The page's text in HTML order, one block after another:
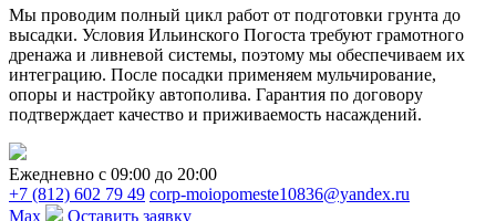
Мы проводим полный цикл работ от подготовки грунта до
высадки. Условия Ильинского Погоста требуют грамотного
дренажа и ливневой системы, поэтому мы обеспечиваем их
интеграцию. После посадки применяем мульчирование,
опоры и настройку автополива. Гарантия по договору
подтверждает качество и приживаемость насаждений.
Ежедневно c 09:00 до 20:00
+7 (812) 602 79 49 corp-moiopomeste10836@yandex.ru
Max
Оставить заявку